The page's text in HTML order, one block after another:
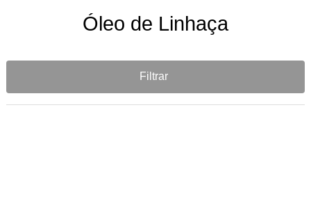
Óleo de Linhaça
Filtrar